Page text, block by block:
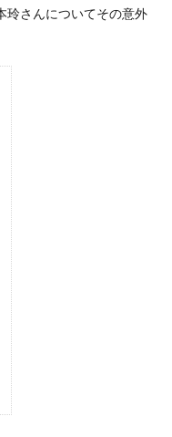
玲さんについてその意外